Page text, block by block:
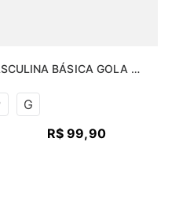
BÁSICA GOLA
G
R$ 99,90